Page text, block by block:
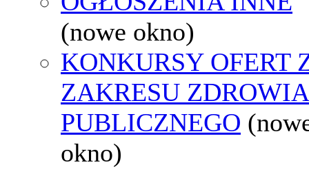
(nowe okno)
KONKURSY OFERT
ZAKRESU ZDROWIA
PUBLICZNEGO
okno)